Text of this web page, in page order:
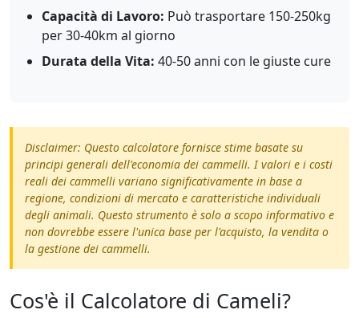
Capacità di Lavoro: Può trasportare 150-250kg
per 30-40km al giorno
Durata della Vita: 40-50 anni con le giuste cure
Disclaimer: Questo calcolatore fornisce stime basate su
principi generali dell'economia dei cammelli. I valori e i costi
reali dei cammelli variano significativamente in base a
regione, condizioni di mercato e caratteristiche individuali
degli animali. Questo strumento è solo a scopo informativo e
non dovrebbe essere l'unica base per l'acquisto, la vendita o
la gestione dei cammelli.
Cos'è il Calcolatore di Cameli?